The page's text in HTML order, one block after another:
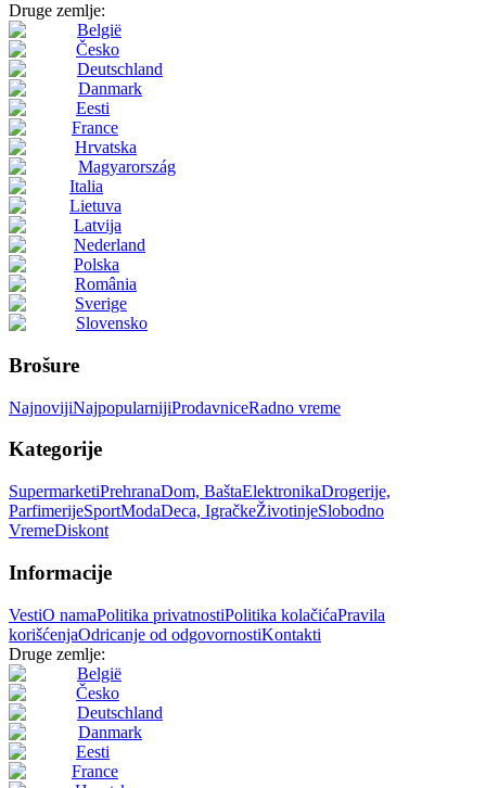
Druge zemlje:
België
Česko
Deutschland
Danmark
Eesti
France
Hrvatska
Magyarország
Italia
Lietuva
Latvija
Nederland
Polska
România
Sverige
Slovensko
Brošure
NajnovijiNajpopularnijiProdavniceRadno vreme
Kategorije
SupermarketiPrehranaDom, BaštaElektronikaDrogerije,
ParfimerijeSportModaDeca, IgračkeŽivotinjeSlobodno
VremeDiskont
Informacije
VestiO namaPolitika privatnostiPolitika kolačićaPravila
korišćenjaOdricanje od odgovornostiKontakti
Druge zemlje:
België
Česko
Deutschland
Danmark
Eesti
France